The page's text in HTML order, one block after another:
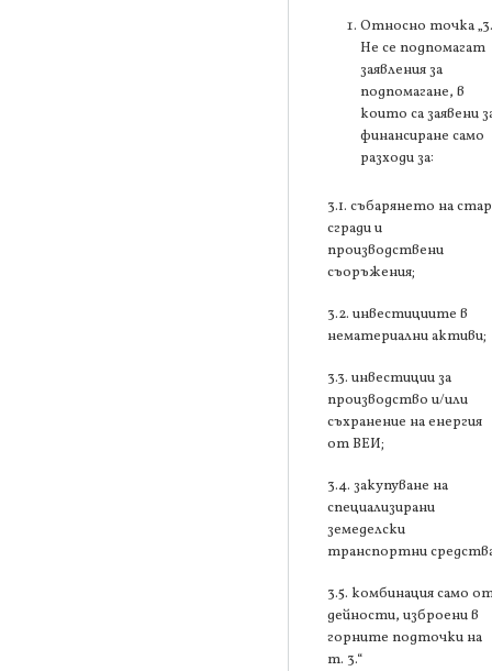
Относно точка „3.
Не се подпомагат
заявления за
подпомагане, в
които са заявени
финансиране само
разходи за:
3.1. събарянето на
сгради и
производствени
съоръжения;
3.2. инвестициите в
нематериални активи;
3.3. инвестиции за
производство и/или
съхранение на енергия
от ВЕИ;
3.4. закупуване на
специализирани
земеделски
транспортни
3.5. комбинация само
дейности, изброени в
горните подточки на
т. 3.“